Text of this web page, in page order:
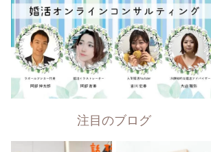
注目のブログ